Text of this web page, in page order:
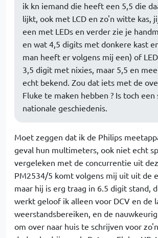
ik kn iemand die heeft een 5,5 die
lijkt, ook met LCD en zo'n witte kas,
een met LEDs en verder zie je
en wat 4,5 digits met donkere kast
man heeft er volgens mij een) of
3,5 digit met nixies, maar 5,5 en
echt bekend. Zou dat iets met de
Fluke te maken hebben ? Is toch een
nationale geschiedenis.
Moet zeggen dat ik de Philips
geval hun multimeters, ook niet echt
vergeleken met de concurrentie uit
PM2534/5 komt volgens mij uit uit de
maar hij is erg traag in 6.5 digit stand,
werkt geloof ik alleen voor DCV en de
weerstandsbereiken, en de
om over naar huis te schrijven voor